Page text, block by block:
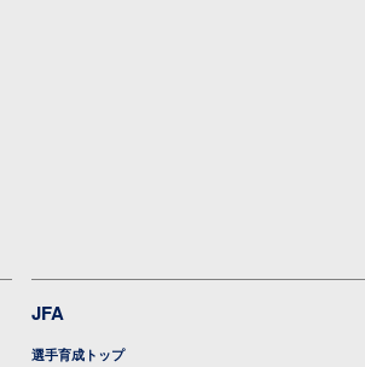
JFA
選手育成トップ